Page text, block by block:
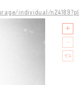
individual/n24189?pl